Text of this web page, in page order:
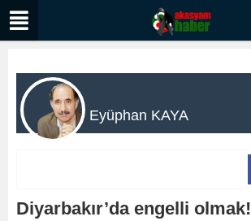
Eyüphan KAYA
Diyarbakır’da engelli olmak!